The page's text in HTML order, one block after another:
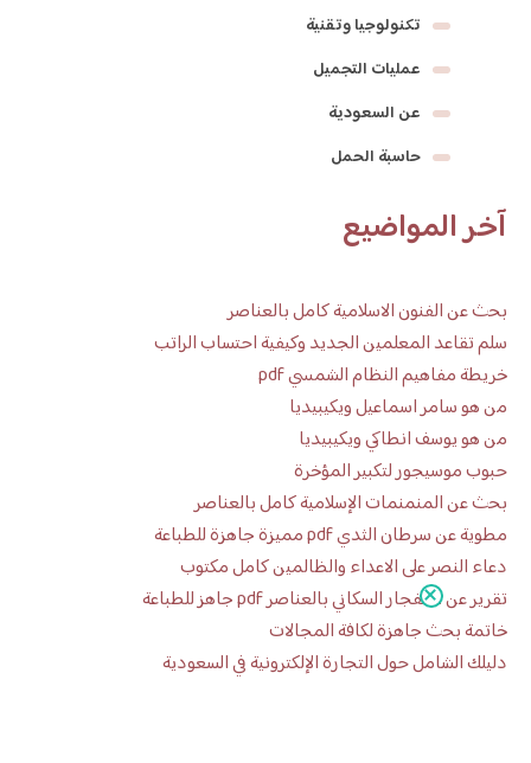
تكنولوجيا وتقنية
عمليات التجميل
عن السعودية
حاسبة الحمل
آخر المواضيع
بحث عن الفنون الاسلامية كامل بالعناصر
سلم تقاعد المعلمين الجديد وكيفية احتساب الراتب
خريطة مفاهيم النظام الشمسي pdf
من هو سامر اسماعيل ويكيبيديا
من هو يوسف انطاكي ويكيبيديا
حبوب موسيجور لتكبير المؤخرة
بحث عن المنمنمات الإسلامية كامل بالعناصر
مطوية عن سرطان الثدي pdf مميزة جاهزة للطباعة
دعاء النصر على الاعداء والظالمين كامل مكتوب
تقرير عن الانفجار السكاني بالعناصر pdf جاهز للطباعة
خاتمة بحث جاهزة لكافة المجالات
دليلك الشامل حول التجارة الإلكترونية في السعودية